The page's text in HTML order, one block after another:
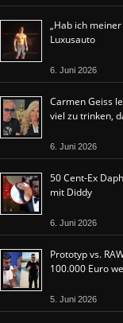
„Hab ich
Luxusauto
6. Juni 2026
Carmen Geiss
viel zu trinken,
6. Juni 2026
50 Cent-Ex
mit Diddy
6. Juni 2026
Prototyp vs.
100.000 Euro
5. Juni 2026